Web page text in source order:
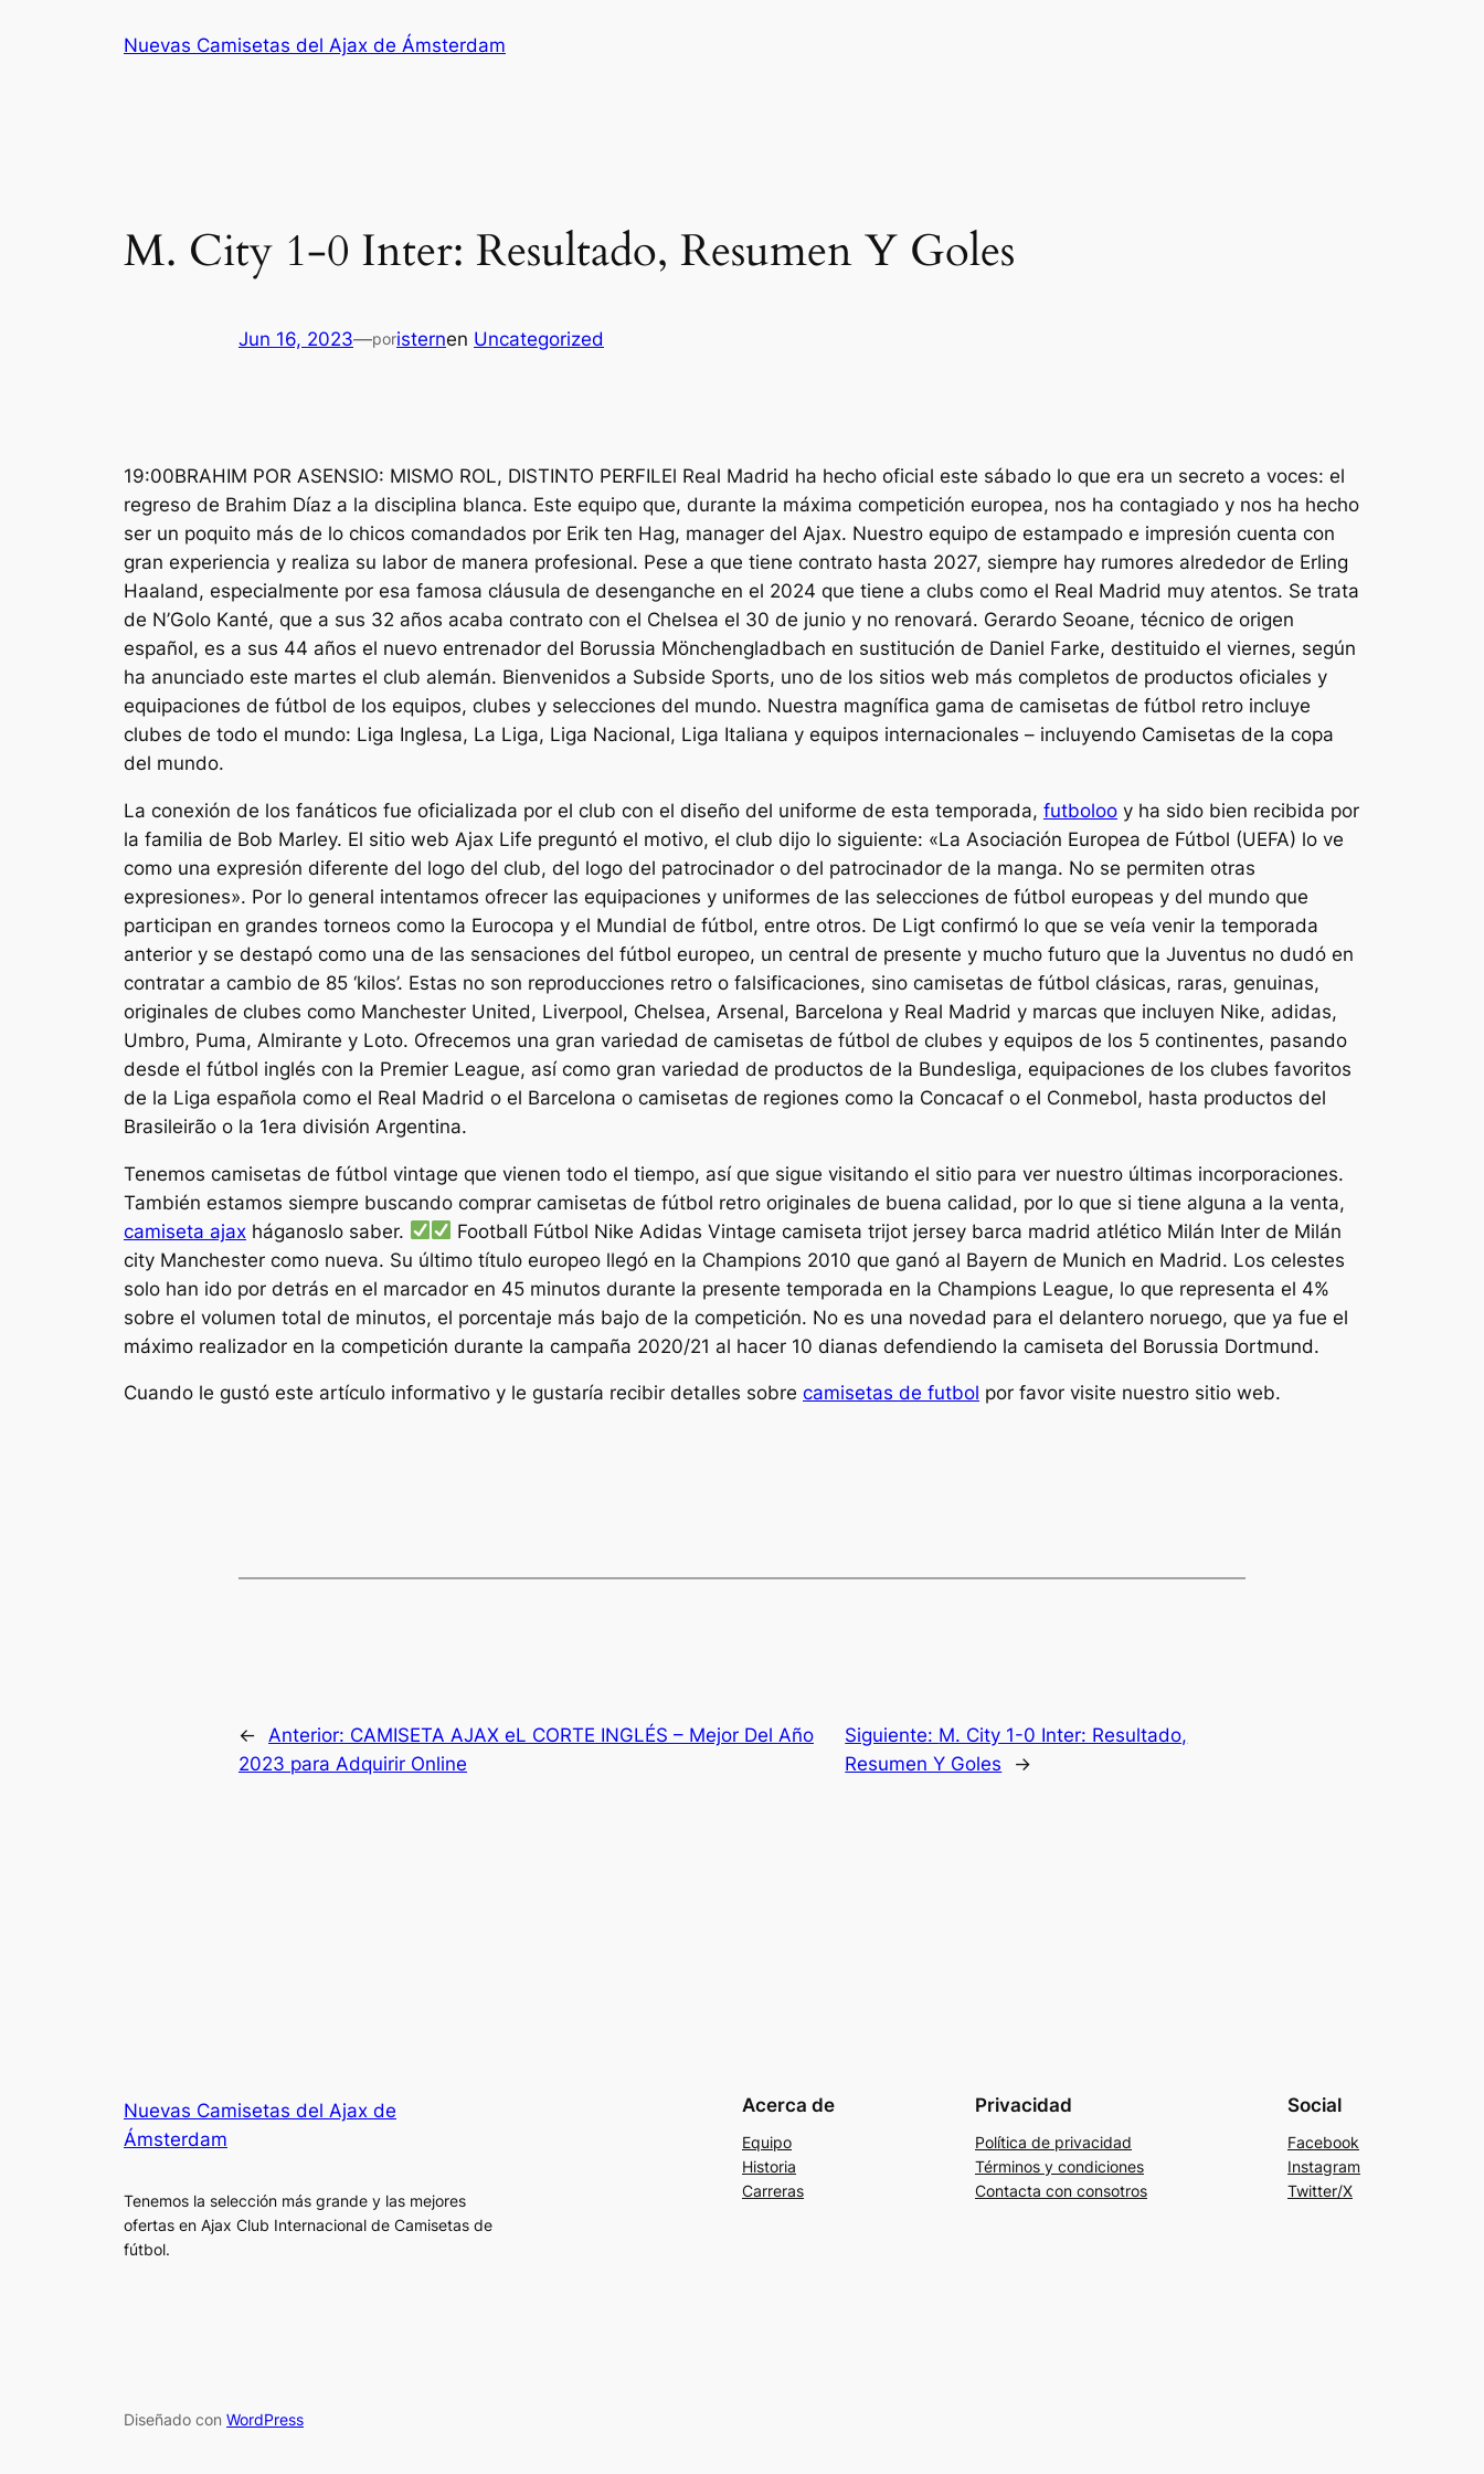
Nuevas Camisetas del Ajax de Ámsterdam
M. City 1-0 Inter: Resultado, Resumen Y Goles
Jun 16, 2023—poristernen Uncategorized
19:00BRAHIM POR ASENSIO: MISMO ROL, DISTINTO PERFILEl Real Madrid ha hecho oficial este sábado lo que era un secreto a voces: el
regreso de Brahim Díaz a la disciplina blanca. Este equipo que, durante la máxima competición europea, nos ha contagiado y nos ha hecho
ser un poquito más de lo chicos comandados por Erik ten Hag, manager del Ajax. Nuestro equipo de estampado e impresión cuenta con
gran experiencia y realiza su labor de manera profesional. Pese a que tiene contrato hasta 2027, siempre hay rumores alrededor de Erling
Haaland, especialmente por esa famosa cláusula de desenganche en el 2024 que tiene a clubs como el Real Madrid muy atentos. Se trata
de N’Golo Kanté, que a sus 32 años acaba contrato con el Chelsea el 30 de junio y no renovará. Gerardo Seoane, técnico de origen
español, es a sus 44 años el nuevo entrenador del Borussia Mönchengladbach en sustitución de Daniel Farke, destituido el viernes, según
ha anunciado este martes el club alemán. Bienvenidos a Subside Sports, uno de los sitios web más completos de productos oficiales y
equipaciones de fútbol de los equipos, clubes y selecciones del mundo. Nuestra magnífica gama de camisetas de fútbol retro incluye
clubes de todo el mundo: Liga Inglesa, La Liga, Liga Nacional, Liga Italiana y equipos internacionales – incluyendo Camisetas de la copa
del mundo.
La conexión de los fanáticos fue oficializada por el club con el diseño del uniforme de esta temporada, futboloo y ha sido bien recibida por
la familia de Bob Marley. El sitio web Ajax Life preguntó el motivo, el club dijo lo siguiente: «La Asociación Europea de Fútbol (UEFA) lo ve
como una expresión diferente del logo del club, del logo del patrocinador o del patrocinador de la manga. No se permiten otras
expresiones». Por lo general intentamos ofrecer las equipaciones y uniformes de las selecciones de fútbol europeas y del mundo que
participan en grandes torneos como la Eurocopa y el Mundial de fútbol, entre otros. De Ligt confirmó lo que se veía venir la temporada
anterior y se destapó como una de las sensaciones del fútbol europeo, un central de presente y mucho futuro que la Juventus no dudó en
contratar a cambio de 85 ‘kilos’. Estas no son reproducciones retro o falsificaciones, sino camisetas de fútbol clásicas, raras, genuinas,
originales de clubes como Manchester United, Liverpool, Chelsea, Arsenal, Barcelona y Real Madrid y marcas que incluyen Nike, adidas,
Umbro, Puma, Almirante y Loto. Ofrecemos una gran variedad de camisetas de fútbol de clubes y equipos de los 5 continentes, pasando
desde el fútbol inglés con la Premier League, así como gran variedad de productos de la Bundesliga, equipaciones de los clubes favoritos
de la Liga española como el Real Madrid o el Barcelona o camisetas de regiones como la Concacaf o el Conmebol, hasta productos del
Brasileirão o la 1era división Argentina.
Tenemos camisetas de fútbol vintage que vienen todo el tiempo, así que sigue visitando el sitio para ver nuestro últimas incorporaciones.
También estamos siempre buscando comprar camisetas de fútbol retro originales de buena calidad, por lo que si tiene alguna a la venta,
camiseta ajax háganoslo saber.
Football Fútbol Nike Adidas Vintage camiseta trijot jersey barca madrid atlético Milán Inter de Milán
city Manchester como nueva. Su último título europeo llegó en la Champions 2010 que ganó al Bayern de Munich en Madrid. Los celestes
solo han ido por detrás en el marcador en 45 minutos durante la presente temporada en la Champions League, lo que representa el 4%
sobre el volumen total de minutos, el porcentaje más bajo de la competición. No es una novedad para el delantero noruego, que ya fue el
máximo realizador en la competición durante la campaña 2020/21 al hacer 10 dianas defendiendo la camiseta del Borussia Dortmund.
Cuando le gustó este artículo informativo y le gustaría recibir detalles sobre camisetas de futbol por favor visite nuestro sitio web.
← Anterior: CAMISETA AJAX eL CORTE INGLÉS – Mejor Del Año
2023 para Adquirir Online
Siguiente: M. City 1-0 Inter: Resultado,
Resumen Y Goles
→
Nuevas Camisetas del Ajax de
Ámsterdam
Tenemos la selección más grande y las mejores
ofertas en Ajax Club Internacional de Camisetas de
fútbol.
Acerca de
Equipo
Historia
Carreras
Privacidad
Política de privacidad
Términos y condiciones
Contacta con consotros
Social
Facebook
Instagram
Twitter/X
Diseñado con WordPress